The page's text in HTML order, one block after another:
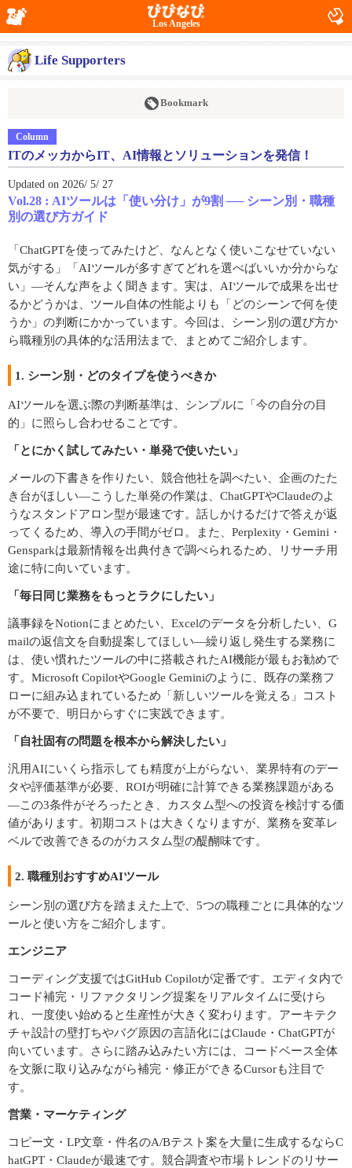
Los Angeles
Life Supporters
Bookmark
Column
ITのメッカからIT、AI情報とソリューションを発信！
Updated on 2026/ 5/ 27
Vol.28 : AIツールは「使い分け」が9割 ── シーン別・職種
別の選び方ガイド
「ChatGPTを使ってみたけど、なんとなく使いこなせていない
気がする」「AIツールが多すぎてどれを選べばいいか分からな
い」―そんな声をよく聞きます。実は、AIツールで成果を出せ
るかどうかは、ツール自体の性能よりも「どのシーンで何を使
うか」の判断にかかっています。今回は、シーン別の選び方か
ら職種別の具体的な活用法まで、まとめてご紹介します。
1. シーン別・どのタイプを使うべきか
AIツールを選ぶ際の判断基準は、シンプルに「今の自分の目
的」に照らし合わせることです。
「とにかく試してみたい・単発で使いたい」
メールの下書きを作りたい、競合他社を調べたい、企画のたた
き台がほしい―こうした単発の作業は、ChatGPTやClaudeのよ
うなスタンドアロン型が最速です。話しかけるだけで答えが返
ってくるため、導入の手間がゼロ。また、Perplexity・Gemini・
Gensparkは最新情報を出典付きで調べられるため、リサーチ用
途に特に向いています。
「毎日同じ業務をもっとラクにしたい」
議事録をNotionにまとめたい、Excelのデータを分析したい、G
mailの返信文を自動提案してほしい―繰り返し発生する業務に
は、使い慣れたツールの中に搭載されたAI機能が最もお勧めで
す。Microsoft CopilotやGoogle Geminiのように、既存の業務フ
ローに組み込まれているため「新しいツールを覚える」コスト
が不要で、明日からすぐに実践できます。
「自社固有の問題を根本から解決したい」
汎用AIにいくら指示しても精度が上がらない、業界特有のデー
タや評価基準が必要、ROIが明確に計算できる業務課題がある
―この3条件がそろったとき、カスタム型への投資を検討する価
値があります。初期コストは大きくなりますが、業務を変革レ
ベルで改善できるのがカスタム型の醍醐味です。
2. 職種別おすすめAIツール
シーン別の選び方を踏まえた上で、5つの職種ごとに具体的なツ
ールと使い方をご紹介します。
エンジニア
コーディング支援ではGitHub Copilotが定番です。エディタ内で
コード補完・リファクタリング提案をリアルタイムに受けら
れ、一度使い始めると生産性が大きく変わります。アーキテク
チャ設計の壁打ちやバグ原因の言語化にはClaude・ChatGPTが
向いています。さらに踏み込みたい方には、コードベース全体
を文脈に取り込みながら補完・修正ができるCursorも注目で
す。
営業・マーケティング
コピー文・LP文章・件名のA/Bテスト案を大量に生成するならC
hatGPT・Claudeが最速です。競合調査や市場トレンドのリサー